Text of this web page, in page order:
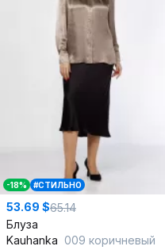
-18% #СТИЛЬНО
53.69 $65.14
Блуза
Kauhanka 009 коричневый